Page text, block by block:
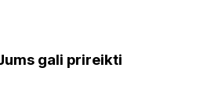
gali prireikti